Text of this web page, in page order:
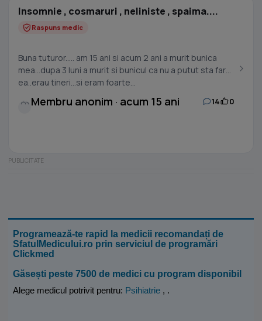
Insomnie , cosmaruri , neliniste , spaima....
Raspuns medic
Buna tuturor..... am 15 ani si acum 2 ani a murit bunica
mea...dupa 3 luni a murit si bunicul ca nu a putut sta fara
ea..erau tineri...si eram foarte...
Membru anonim · acum 15 ani 14 0
Programează-te rapid la medicii recomandați de
SfatulMedicului.ro prin serviciul de programări
Clickmed
Găsești peste 7500 de medici cu program disponibil
Alege medicul potrivit pentru: Psihiatrie , .